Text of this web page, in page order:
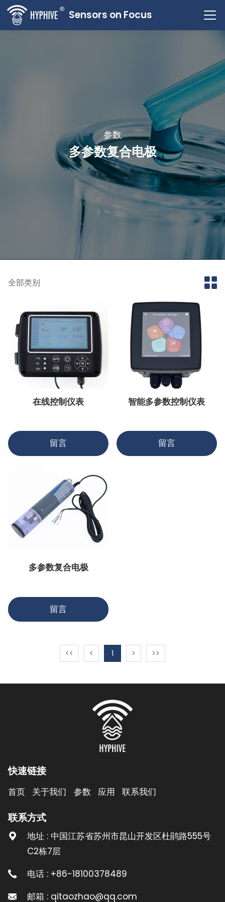
Sensors on Focus
参数
多参数复合电极
全部类别
在线控制仪表
留言
智能多参数控制仪表
留言
多参数复合电极
留言
<< < 1 > >>
快速链接
首页 关于我们 参数 应用 联系我们
联系方式
地址 : 中国江苏省苏州市昆山开发区杜鹃路555号
C2栋7层
电话 : +86-18100378489
邮箱 : qitaozhao@qq.com